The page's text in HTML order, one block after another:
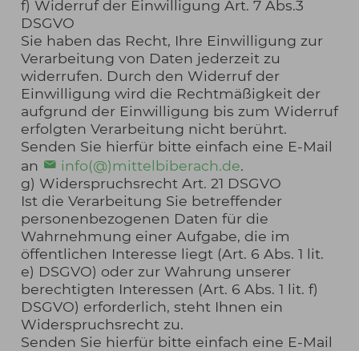
f) Widerruf der Einwilligung Art. 7 Abs.3
DSGVO
Sie haben das Recht, Ihre Einwilligung zur
Verarbeitung von Daten jederzeit zu
widerrufen. Durch den Widerruf der
Einwilligung wird die Rechtmäßigkeit der
aufgrund der Einwilligung bis zum Widerruf
erfolgten Verarbeitung nicht berührt.
Senden Sie hierfür bitte einfach eine E-Mail
an
info(@)mittelbiberach.de.
g) Widerspruchsrecht Art. 21 DSGVO
Ist die Verarbeitung Sie betreffender
personenbezogenen Daten für die
Wahrnehmung einer Aufgabe, die im
öffentlichen Interesse liegt (Art. 6 Abs. 1 lit.
e) DSGVO) oder zur Wahrung unserer
berechtigten Interessen (Art. 6 Abs. 1 lit. f)
DSGVO) erforderlich, steht Ihnen ein
Widerspruchsrecht zu.
Senden Sie hierfür bitte einfach eine E-Mail